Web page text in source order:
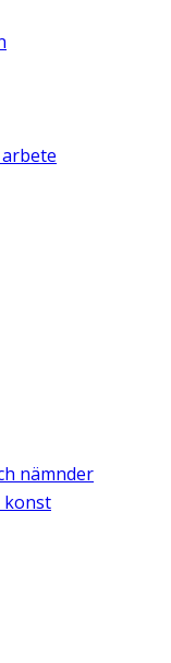
nämnder
konst